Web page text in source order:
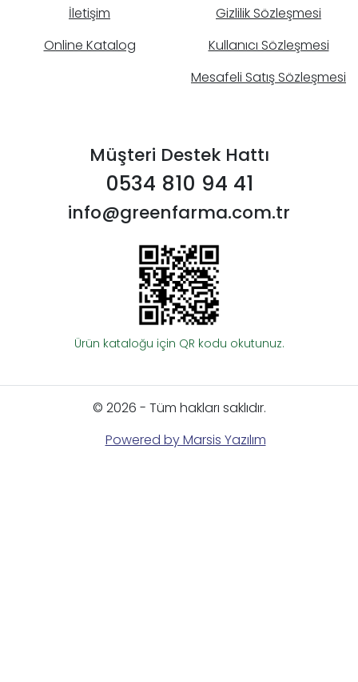
İletişim
Online Katalog
Gizlilik Sözleşmesi
Kullanıcı Sözleşmesi
Mesafeli Satış Sözleşmesi
Müşteri Destek Hattı
0534 810 94 41
info@greenfarma.com.tr
Ürün kataloğu için QR kodu okutunuz.
© 2026 - Tüm hakları saklıdır.
Powered by Marsis Yazılım